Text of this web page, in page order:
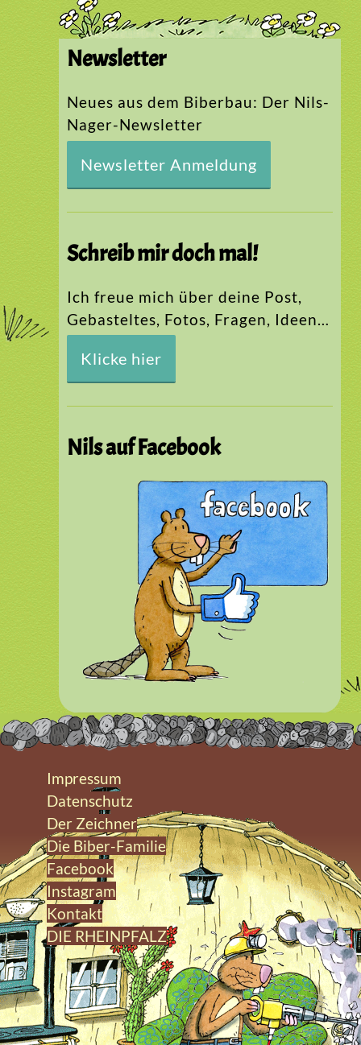
Newsletter
Neues aus dem Biberbau: Der Nils-
Nager-Newsletter
Newsletter Anmeldung
Schreib mir doch mal!
Ich freue mich über deine Post,
Gebasteltes, Fotos, Fragen, Ideen…
Klicke hier
Nils auf Facebook
Impressum
Datenschutz
Der Zeichner
Die Biber-Familie
Facebook
Instagram
Kontakt
DIE RHEINPFALZ